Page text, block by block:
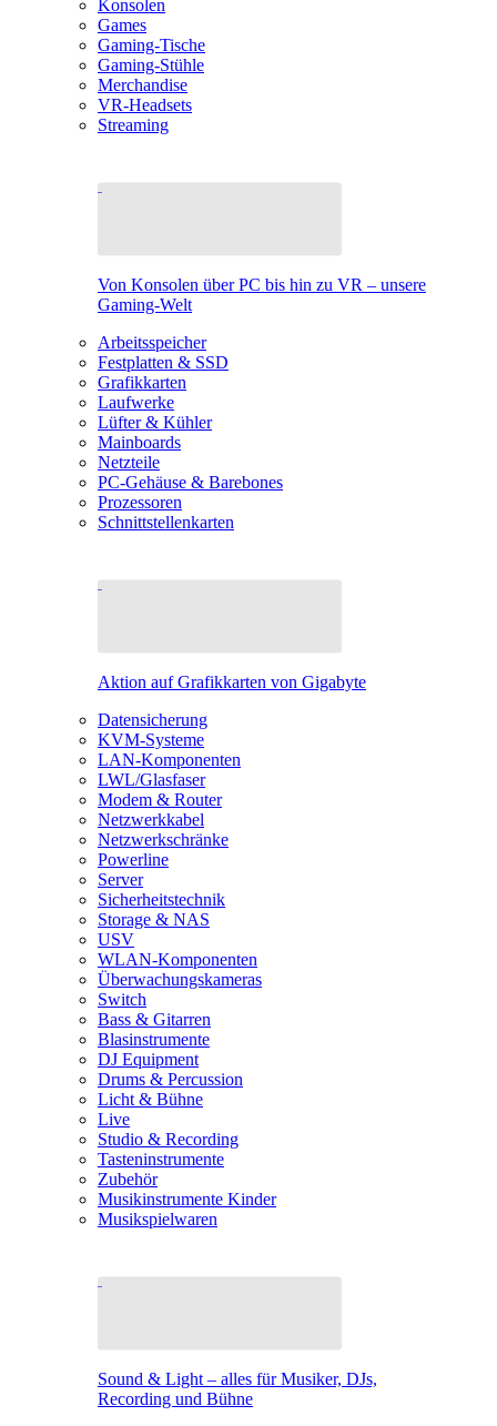
Konsolen
Games
Gaming-Tische
Gaming-Stühle
Merchandise
VR-Headsets
Streaming
Von Konsolen über PC bis hin zu VR – unsere
Gaming-Welt
Arbeitsspeicher
Festplatten & SSD
Grafikkarten
Laufwerke
Lüfter & Kühler
Mainboards
Netzteile
PC-Gehäuse & Barebones
Prozessoren
Schnittstellenkarten
Aktion auf Grafikkarten von Gigabyte
Datensicherung
KVM-Systeme
LAN-Komponenten
LWL/Glasfaser
Modem & Router
Netzwerkkabel
Netzwerkschränke
Powerline
Server
Sicherheitstechnik
Storage & NAS
USV
WLAN-Komponenten
Überwachungskameras
Switch
Bass & Gitarren
Blasinstrumente
DJ Equipment
Drums & Percussion
Licht & Bühne
Live
Studio & Recording
Tasteninstrumente
Zubehör
Musikinstrumente Kinder
Musikspielwaren
Sound & Light – alles für Musiker, DJs,
Recording und Bühne